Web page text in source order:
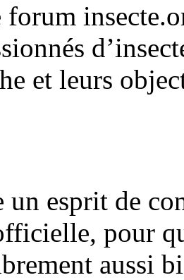
forum
et leurs
esprit de
pour
aussi